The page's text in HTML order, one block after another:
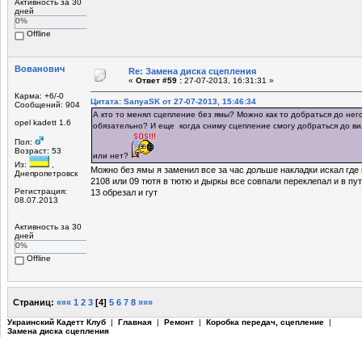
Активность за 30
дней
0%
Offline
Вованович
Карма: +6/-0
Сообщений: 904
opel kadett 1.6
Пол:
Возраст: 53
Из:
Днепропетровск
Регистрация:
08.07.2013
Активность за 30
дней
0%
Offline
Re: Замена диска сцепления
« Ответ #59 : 27-07-2013, 16:31:31 »
Цитата: SanyaSK от 27-07-2013, 15:46:34
А кто то менял сцепление без ямы? Можно как то добраться до
обязательно? И еще когда сниму сцепление смогу добраться до
или нет?
Можно без ямы я заменил все за час дольше накладки искал
2108 или 09 тютя в тютю и дыркы все совпали переклепал и в
13 обрезал и гут
Страниц: ««« 1 2 3 [4] 5 6 7 8 »»»
Украинский Кадетт Клуб | Главная | Ремонт | Коробка передач, сцепление |
Замена диска сцепления